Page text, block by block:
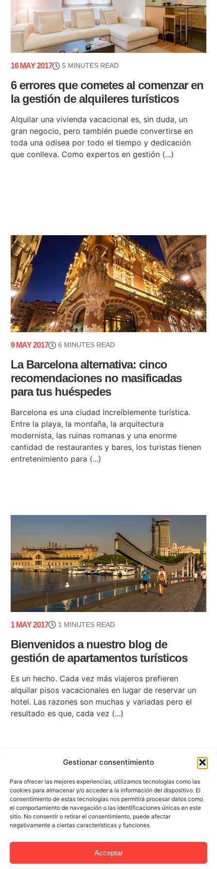
Gestionar consentimiento
Para ofrecer las mejores experiencias, utilizamos tecnologías como las
cookies para almacenar y/o acceder a la información del dispositivo. El
consentimiento de estas tecnologías nos permitirá procesar datos como
el comportamiento de navegación o las identificaciones únicas en este
sitio. No consentir o retirar el consentimiento, puede afectar
negativamente a ciertas características y funciones.
Acceptar
16 MAY 2017 5 MINUTES READ
6 errores que cometes al comenzar en
la gestión de alquileres turísticos
Alquilar una vivienda vacacional es, sin duda, un
gran negocio, pero también puede convertirse en
toda una odisea por todo el tiempo y dedicación
que conlleva. Como expertos en gestión (...)
9 MAY 2017 6 MINUTES READ
La Barcelona alternativa: cinco
recomendaciones no masificadas
para tus huéspedes
Barcelona es una ciudad increíblemente turística.
Entre la playa, la montaña, la arquitectura
modernista, las ruinas romanas y una enorme
cantidad de restaurantes y bares, los turistas tienen
entretenimiento para (...)
1 MAY 2017 1 MINUTES READ
Bienvenidos a nuestro blog de
gestión de apartamentos turísticos
Es un hecho. Cada vez más viajeros prefieren
alquilar pisos vacacionales en lugar de reservar un
hotel. Las razones son muchas y variadas pero el
resultado es que, cada vez (...)
Anterior 1 2 3 4 5 6 7 8 9 10 11 12 13
15
16 17 18 19 Siguiente